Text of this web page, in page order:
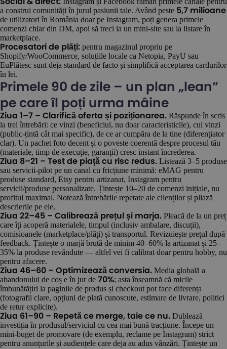
a construi comunități în jurul pasiunii tale. Având peste 5,7 milioane
de utilizatori în România doar pe Instagram, poți genera primele
comenzi chiar din DM, apoi să treci la un mini-site sau la listare în
marketplace.
Procesatori de plăți: pentru magazinul propriu pe
Shopify/WooCommerce, soluțiile locale ca Netopia, PayU sau
EuPlătesc sunt deja standard de facto și simplifică acceptarea cardurilor
în lei.
Primele 90 de zile – un plan „lean”
pe care îl poți urma mâine
Ziua 1–7 – Clarifică oferta și poziționarea. Răspunde în scris
la trei întrebări: ce vinzi (beneficiul, nu doar caracteristicile), cui vinzi
(public-țintă cât mai specific), de ce ar cumpăra de la tine (diferențiator
clar). Un pachet foto decent și o poveste coerentă despre procesul tău
(materiale, timp de execuție, garanții) cresc instant încrederea.
Ziua 8–21 – Test de piață cu risc redus. Listează 3–5 produse
sau servicii-pilot pe un canal cu fricțiune minimă: eMAG pentru
produse standard, Etsy pentru artizanat, Instagram pentru
servicii/produse personalizate. Țintește 10–20 de comenzi inițiale, nu
profitul maximal. Notează întrebările repetate ale clienților și pliază
descrierile pe ele.
Ziua 22–45 – Calibrează prețul și marja. Pleacă de la un preț
care îți acoperă materialele, timpul (inclusiv ambalare, discuții),
comisioanele (marketplace/plăți) și transportul. Revizuiește prețul după
feedback. Țintește o marjă brută de minim 40–60% la artizanat și 25–
35% la produse revândute — altfel vei fi calibrat doar pentru hobby, nu
pentru afacere.
Ziua 46–60 – Optimizează conversia. Media globală a
abandonului de coș e în jur de 70%; asta înseamnă că micile
îmbunătățiri la paginile de produs și checkout pot face diferența
(fotografii clare, opțiuni de plată cunoscute, estimare de livrare, politici
de retur explicite).
Ziua 61–90 – Repetă ce merge, taie ce nu. Dublează
investiția în produsul/serviciul cu cea mai bună tracțiune. Începe un
mini-buget de promovare (de exemplu, reclame pe Instagram) strict
pentru anunțurile și audiențele care deja au adus vânzări. Țintește un